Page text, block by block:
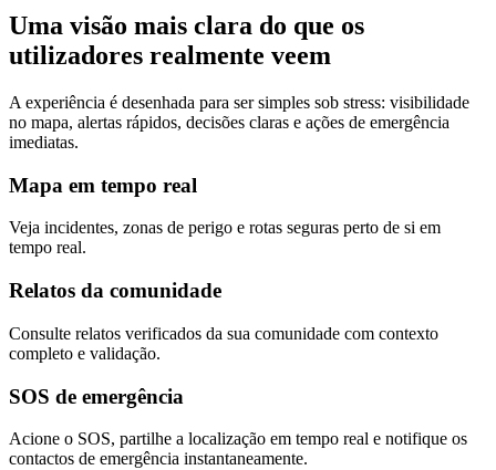
Uma visão mais clara do que os
utilizadores realmente veem
A experiência é desenhada para ser simples sob stress: visibilidade
no mapa, alertas rápidos, decisões claras e ações de emergência
imediatas.
Mapa em tempo real
Veja incidentes, zonas de perigo e rotas seguras perto de si em
tempo real.
Relatos da comunidade
Consulte relatos verificados da sua comunidade com contexto
completo e validação.
SOS de emergência
Acione o SOS, partilhe a localização em tempo real e notifique os
contactos de emergência instantaneamente.